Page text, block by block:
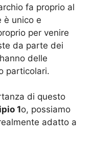
fa proprio al
è unico e
per venire
da parte dei
delle
particolari.
di questo
1o, possiamo
adatto a